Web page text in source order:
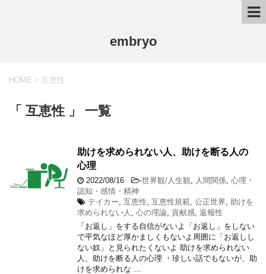
embryo
HOME > 互恵性
「 互恵性 」 一覧
助けを求められない人、助けを断る人の
心理
2022/08/16 -世界観/人生観 人間関係 心理・
認知・感情・精神
テイカー 互恵性 互恵性規範 公正世界
助けを
求められない人
心の理論 貢献感 返報性
「お返し」をする自信がないよ「お返し」をしない
で平気なほど厚かましくもないよ周囲に「お返しし
ない奴」と見られたくないよ 助けを求められない
人、助けを断る人の心理 ・珍しい話でもないが、助
けを求められな …